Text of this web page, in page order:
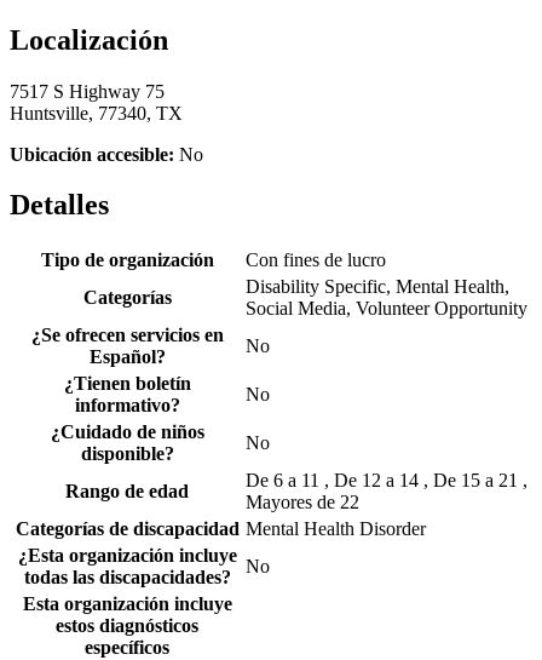
Localización
7517 S Highway 75
Huntsville, 77340, TX
Ubicación accesible: No
Detalles
Tipo de organización
Con fines de lucro
Categorías
Disability Specific, Mental Health,
Social Media, Volunteer Opportunity
¿Se ofrecen servicios en
Español?
No
¿Tienen boletín
informativo?
No
¿Cuidado de niños
disponible?
No
Rango de edad
De 6 a 11 , De 12 a 14 , De 15 a 21 ,
Mayores de 22
Categorías de discapacidad Mental Health Disorder
¿Esta organización incluye
todas las discapacidades?
No
Esta organización incluye
estos diagnósticos
específicos